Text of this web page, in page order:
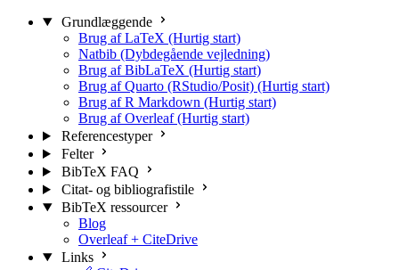
Grundlæggende
Brug af LaTeX (Hurtig start)
Natbib (Dybdegående vejledning)
Brug af BibLaTeX (Hurtig start)
Brug af Quarto (RStudio/Posit) (Hurtig start)
Brug af R Markdown (Hurtig start)
Brug af Overleaf (Hurtig start)
Referencestyper
Felter
BibTeX FAQ
Citat- og bibliografistile
BibTeX ressourcer
Blog
Overleaf + CiteDrive
Links